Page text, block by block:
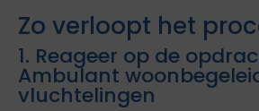
Zo verloopt het
1. Reageer op de
Ambulant
vluchtelingen